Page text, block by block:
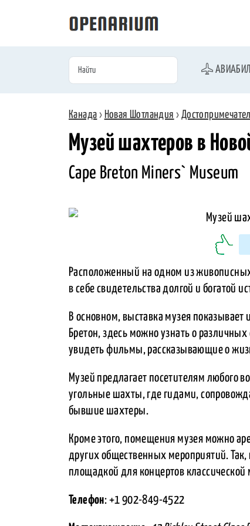
Канада › Новая Шотландия ›
Музей шахтеров в
Cape Breton Miners` Museum
Расположенный на одном из
в себе свидетельства долгой и богатой
В основном, выставка музея
Бретон, здесь можно узнать о
увидеть фильмы, рассказывающие о
Музей предлагает посетителям любого
угольные шахты, где гидами,
бывшие шахтеры.
Кроме этого, помещения музея можно
других общественных мероприятий.
площадкой для концертов
Телефон: +1 902-849-4522